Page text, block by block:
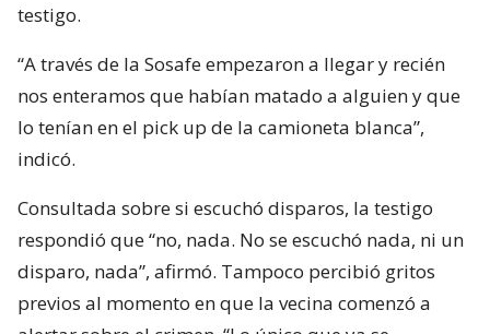
testigo.
“A través de la Sosafe empezaron a llegar y recién
nos enteramos que habían matado a alguien y que
lo tenían en el pick up de la camioneta blanca”,
indicó.
Consultada sobre si escuchó disparos, la testigo
respondió que “no, nada. No se escuchó nada, ni un
disparo, nada”, afirmó. Tampoco percibió gritos
previos al momento en que la vecina comenzó a